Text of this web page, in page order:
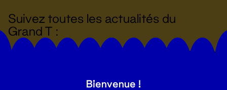
Suivez toutes les actualités du
Grand T :
Bienvenue !